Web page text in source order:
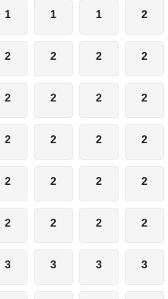
1 1 1 2
2 2 2 2
2 2 2 2
2 2 2 2
2 2 2 2
2 2 2 2
3 3 3 3